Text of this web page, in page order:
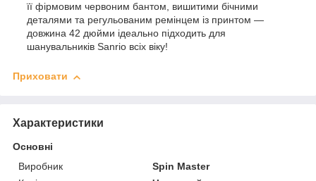
її фірмовим червоним бантом, вишитими бічними
деталями та регульованим ремінцем із принтом —
довжина 42 дюйми ідеально підходить для
шанувальників Sanrio всіх віку!
Приховати
Характеристики
Основні
Виробник
Spin Master